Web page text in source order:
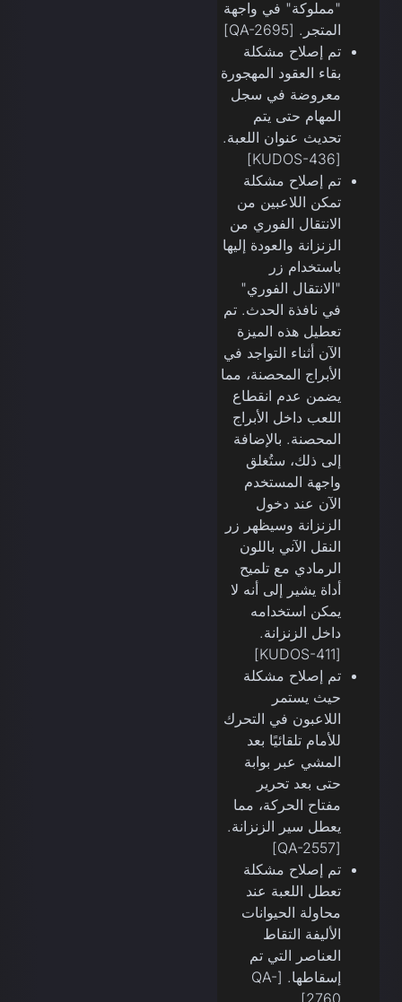
"مملوكة" في واجهة
المتجر. [QA-2695]
تم إصلاح مشكلة
بقاء العقود المهجورة
معروضة في سجل
المهام حتى يتم
تحديث عنوان اللعبة.
[KUDOS-436]
تم إصلاح مشكلة
تمكن اللاعبين من
الانتقال الفوري من
الزنزانة والعودة إليها
باستخدام زر
"الانتقال الفوري"
في نافذة الحدث. تم
تعطيل هذه الميزة
الآن أثناء التواجد في
الأبراج المحصنة، مما
يضمن عدم انقطاع
اللعب داخل الأبراج
المحصنة. بالإضافة
إلى ذلك، ستُغلق
واجهة المستخدم
الآن عند دخول
الزنزانة وسيظهر زر
النقل الآني باللون
الرمادي مع تلميح
أداة يشير إلى أنه لا
يمكن استخدامه
داخل الزنزانة.
[KUDOS-411]
تم إصلاح مشكلة
حيث يستمر
اللاعبون في التحرك
للأمام تلقائيًا بعد
المشي عبر بوابة
حتى بعد تحرير
مفتاح الحركة، مما
يعطل سير الزنزانة.
[QA-2557]
تم إصلاح مشكلة
تعطل اللعبة عند
محاولة الحيوانات
الأليفة التقاط
العناصر التي تم
إسقاطها. [QA-